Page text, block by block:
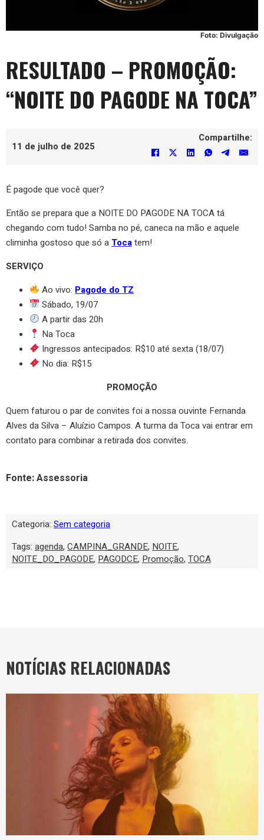
Foto: Divulgação
RESULTADO – PROMOÇÃO:
“NOITE DO PAGODE NA TOCA”
11 de julho de 2025
Compartilhe:
É pagode que você quer?
Então se prepara que a NOITE DO PAGODE NA TOCA tá
chegando com tudo! Samba no pé, caneca na mão e aquele
climinha gostoso que só a Tocatem!
SERVIÇO
Ao vivo: Pagode do TZ
Sábado, 19/07
A partir das 20h
Na Toca
Ingressos antecipados: R$10 até sexta (18/07)
No dia: R$15
PROMOÇÃO
Quem faturou o par de convites foi a nossa ouvinte Fernanda
Alves da Silva – Aluízio Campos. A turma da Toca vai entrar em
contato para combinar a retirada dos convites.
Fonte: Assessoria
Categoria: Sem categoria
Tags: agenda, CAMPINA_GRANDE, NOITE,
NOITE_DO_PAGODE, PAGODCE, Promoção, TOCA
NOTÍCIAS RELACIONADAS